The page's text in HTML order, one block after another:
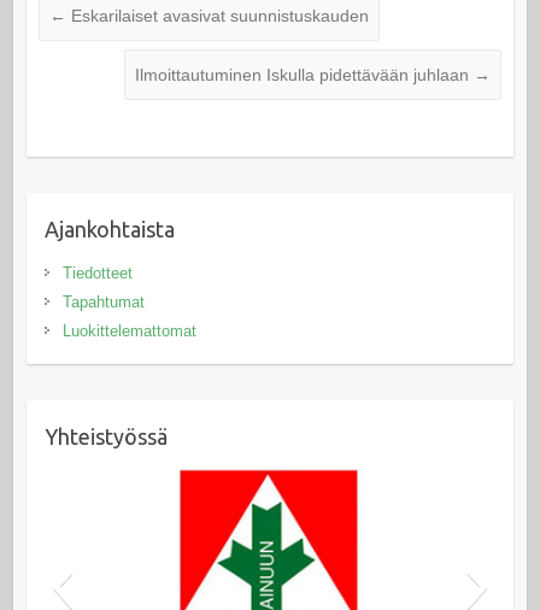
← Eskarilaiset avasivat suunnistuskauden
Ilmoittautuminen Iskulla pidettävään juhlaan →
Ajankohtaista
Tiedotteet
Tapahtumat
Luokittelemattomat
Yhteistyössä